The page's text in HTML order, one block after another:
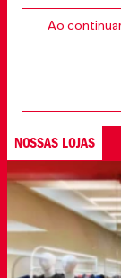
Ao
NOSSAS LOJAS